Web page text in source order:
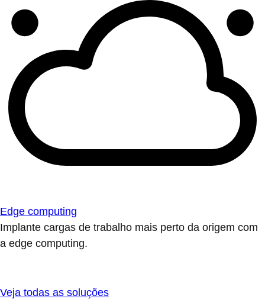
Edge computing
Implante cargas de trabalho mais perto da origem com
a edge computing.
Veja todas as soluções